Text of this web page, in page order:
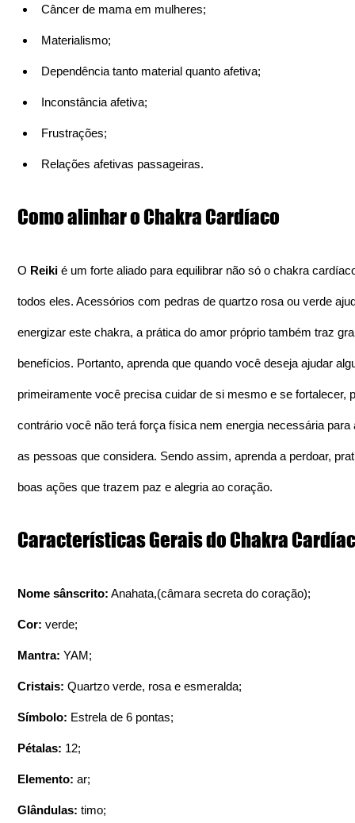
Câncer de mama em mulheres;
Materialismo;
Dependência tanto material quanto afetiva;
Inconstância afetiva;
Frustrações;
Relações afetivas passageiras.
Como alinhar o Chakra Cardíaco
O Reiki é um forte aliado para equilibrar não só o chakra
todos eles. Acessórios com pedras de quartzo rosa ou verde
energizar este chakra, a prática do amor próprio também traz
benefícios. Portanto, aprenda que quando você deseja ajudar
primeiramente você precisa cuidar de si mesmo e se fortalecer,
contrário você não terá força física nem energia necessária
as pessoas que considera. Sendo assim, aprenda a perdoar,
boas ações que trazem paz e alegria ao coração.
Características Gerais do Chakra
Nome sânscrito: Anahata,(câmara secreta do coração);
Cor: verde;
Mantra: YAM;
Cristais: Quartzo verde, rosa e esmeralda;
Símbolo: Estrela de 6 pontas;
Pétalas: 12;
Elemento: ar;
Glândulas: timo;